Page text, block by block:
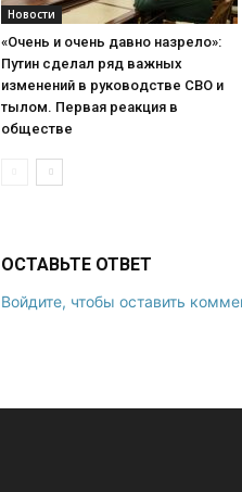
Новости
«Очень и очень давно назрело»:
Путин сделал ряд важных
изменений в руководстве СВО и
тылом. Первая реакция в
обществе
ОСТАВЬТЕ ОТВЕТ
Войдите, чтобы оставить